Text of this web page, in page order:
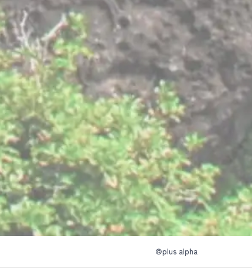
©plus alpha